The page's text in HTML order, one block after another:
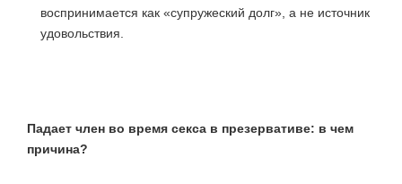
воспринимается как «супружеский долг», а не источник
удовольствия.
Падает член во время секса в презервативе: в чем
причина?